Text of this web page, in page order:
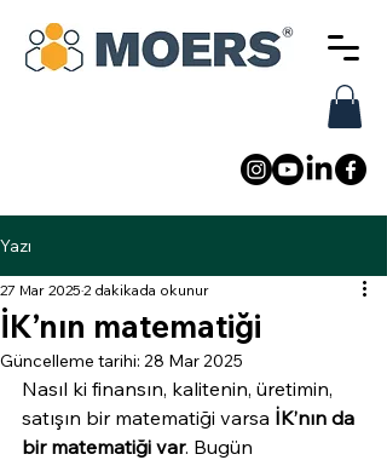
Yazı
İK’nın matematiği
27 Mar 2025 2 dakikada okunur
Güncelleme tarihi: 28 Mar 2025
Nasıl ki finansın, kalitenin, üretimin,
satışın bir matematiği varsa İK’nın da
bir matematiği var. Bugün